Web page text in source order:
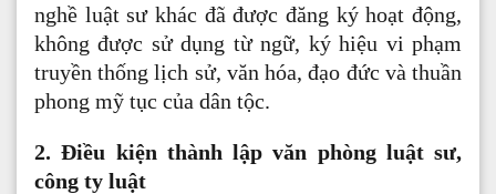
nghề luật sư khác đã được đăng ký hoạt động,
không được sử dụng từ ngữ, ký hiệu vi phạm
truyền thống lịch sử, văn hóa, đạo đức và thuần
phong mỹ tục của dân tộc.
2. Điều kiện thành lập văn phòng luật sư,
công ty luật